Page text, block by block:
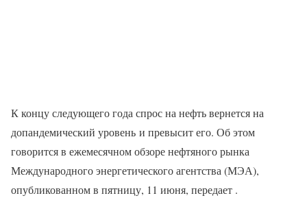
К концу следующего года спрос на нефть вернется на
допандемический уровень и превысит его. Об этом
говорится в ежемесячном обзоре нефтяного рынка
Международного энергетического агентства (МЭА),
опубликованном в пятницу, 11 июня, передает .